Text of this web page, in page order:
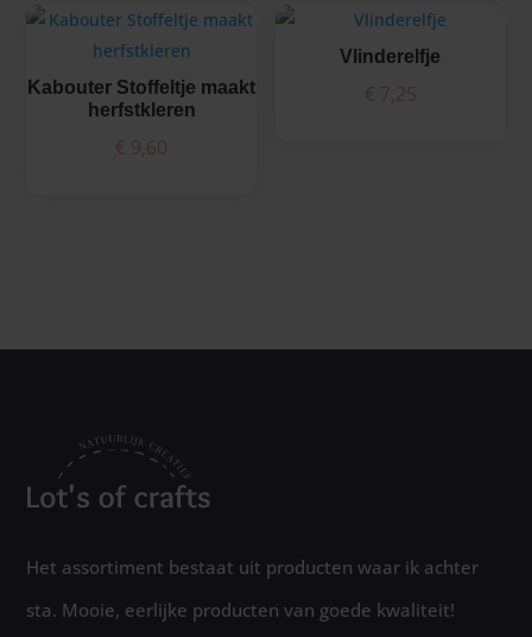
Kabouter Stoffeltje maakt
herfstkleren
Vlinderelfje
Het assortiment bestaat uit producten waar ik achter
sta. Mooie, eerlijke producten van goede kwaliteit!